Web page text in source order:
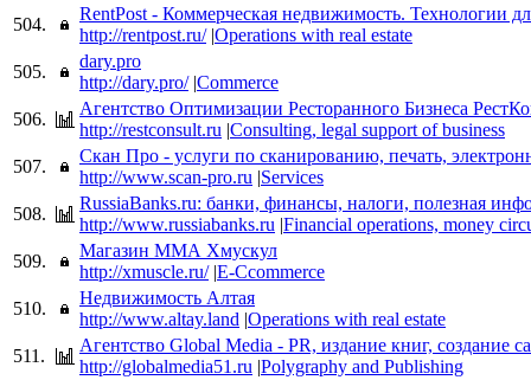
504.
RentPost - Коммерческая недвижимость. Технологии
http://rentpost.ru/ |Operations with real estate
505.
dary.pro
http://dary.pro/ |Commerce
506.
Агентство Оптимизации Ресторанного Бизнеса
http://restconsult.ru |Consulting, legal support of business
507.
Скан Про - услуги по сканированию, печать,
http://www.scan-pro.ru |Services
508.
RussiaBanks.ru: банки, финансы, налоги, полезная
http://www.russiabanks.ru |Financial operations, money
509.
Магазин ММА Хмускул
http://xmuscle.ru/ |E-Ccommerce
510.
Недвижимость Алтая
http://www.altay.land |Operations with real estate
511.
Агентство Global Media - PR, издание книг, создание
http://globalmedia51.ru |Polygraphy and Publishing